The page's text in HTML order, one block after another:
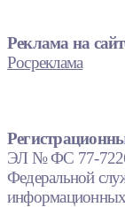
Реклама на
Росреклама
ЭЛ № ФС 77-
Федеральной